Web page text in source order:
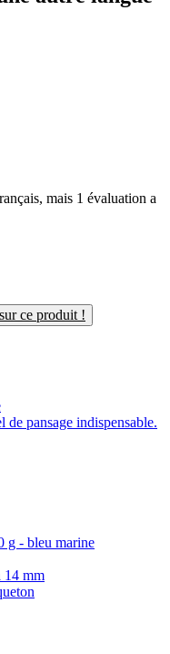
mais 1 évaluation a
ce produit !
de pansage indispensable.
g - bleu marine
14 mm